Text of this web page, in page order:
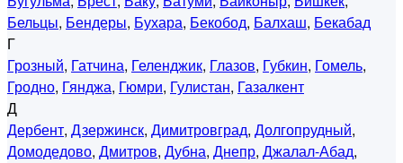
Бельцы, Бендеры, Бухара, Бекобод, Балхаш, Бекабад
Г
Грозный, Гатчина, Геленджик, Глазов, Губкин, Гомель,
Гродно, Гянджа, Гюмри, Гулистан, Газалкент
Д
Дербент, Дзержинск, Димитровград, Долгопрудный,
Домодедово, Дмитров, Дубна, Днепр, Джалал-Абад,